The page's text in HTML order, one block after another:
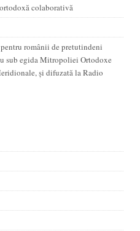
colaborativă
românii de pretutindeni
sub egida Mitropoliei Ortodoxe
și difuzată la Radio